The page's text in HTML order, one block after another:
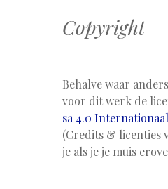
Copyright
Behalve waar
voor dit werk de
sa 4.0
(Credits & licenties
je als je je muis